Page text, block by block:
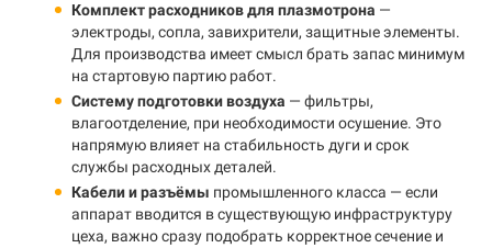
Комплект расходников для плазмотрона —
электроды, сопла, завихрители, защитные элементы.
Для производства имеет смысл брать запас минимум
на стартовую партию работ.
Систему подготовки воздуха — фильтры,
влагоотделение, при необходимости осушение. Это
напрямую влияет на стабильность дуги и срок
службы расходных деталей.
Кабели и разъёмы промышленного класса — если
аппарат вводится в существующую инфраструктуру
цеха, важно сразу подобрать корректное сечение и